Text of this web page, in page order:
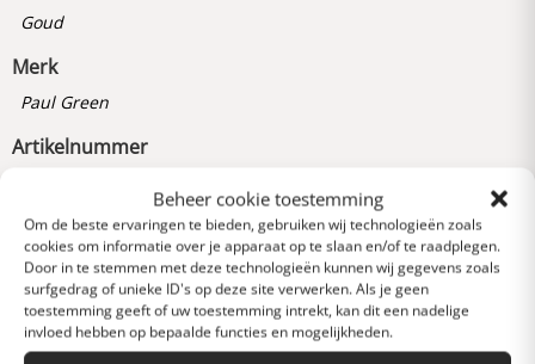
Beheer cookie toestemming
Om de beste ervaringen te bieden, gebruiken wij technologieën zoals
cookies om informatie over je apparaat op te slaan en/of te raadplegen.
Door in te stemmen met deze technologieën kunnen wij gegevens zoals
surfgedrag of unieke ID's op deze site verwerken. Als je geen
toestemming geeft of uw toestemming intrekt, kan dit een nadelige
invloed hebben op bepaalde functies en mogelijkheden.
Goud
Merk
Paul Green
Artikelnummer
Reviews
0 van 5 sterren (op
basis van 0 reviews)
Uitstekend